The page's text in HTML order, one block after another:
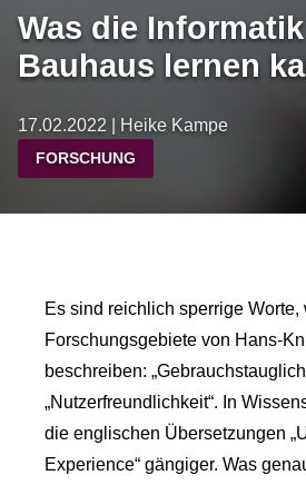
Was die
Bauhaus lernen
17.02.2022 | Heike Kampe
FORSCHUNG
Es sind reichlich sperrige Worte,
Forschungsgebiete von Hans-
beschreiben:
„Nutzerfreundlichkeit“. In
die englischen Übersetzungen
Experience“ gängiger. Was